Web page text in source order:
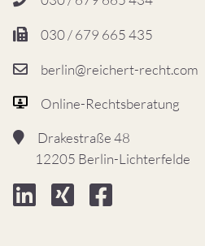
030 / 679 665 435
berlin@reichert-recht.com
Online-Rechtsberatung
Drakestraße 48
12205 Berlin-Lichterfelde